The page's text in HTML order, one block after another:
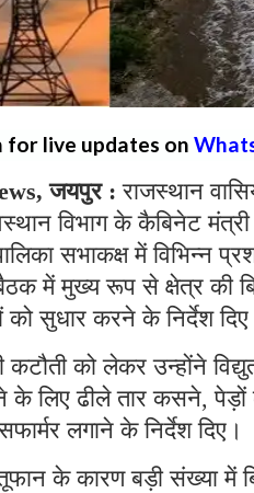
for live updates on
जयपुर : राजस्थान
विभाग के कैबिनेट मंत्री
सभाकक्ष में विभिन्न
बैठक में मुख्य रूप से क्षेत्र
को सुधार करने के निर्देश
कटौती को लेकर उन्होंने
के लिए ढीले तार कसने,
लगाने के निर्देश दिए।
के कारण बड़ी संख्या